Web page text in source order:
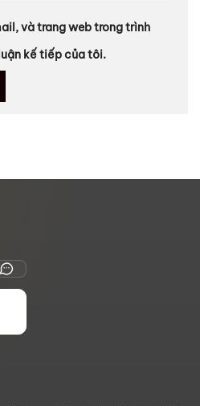
và trang web trong trình
kế tiếp của tôi.